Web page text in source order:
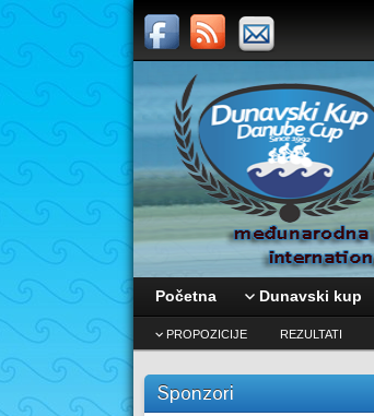
Početna Dunavski kup
PROPOZICIJE REZULTATI
Sponzori